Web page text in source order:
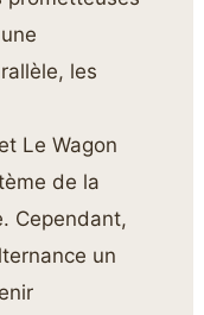
les
Le Wagon
de la
Cependant,
un